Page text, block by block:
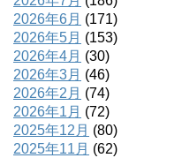
2026年6月 (171)
2026年5月 (153)
2026年4月 (30)
2026年3月 (46)
2026年2月 (74)
2026年1月 (72)
2025年12月 (80)
2025年11月 (62)